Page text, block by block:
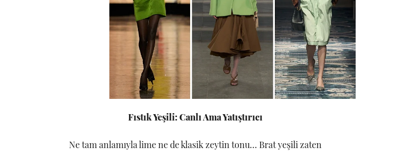
Fıstık Yeşili: Canlı Ama Yatıştırıcı
Ne tam anlamıyla lime ne de klasik zeytin tonu… Brat yeşili zaten